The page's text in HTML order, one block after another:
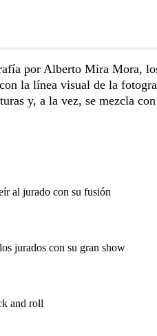
por Alberto Mira Mora,
la línea visual de la
y, a la vez, se mezcla
al jurado con su fusión
jurados con su gran show
and roll